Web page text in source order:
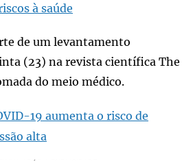
à saúde
de um levantamento
(23) na revista científica The
do meio médico.
19 aumenta o risco de
alta